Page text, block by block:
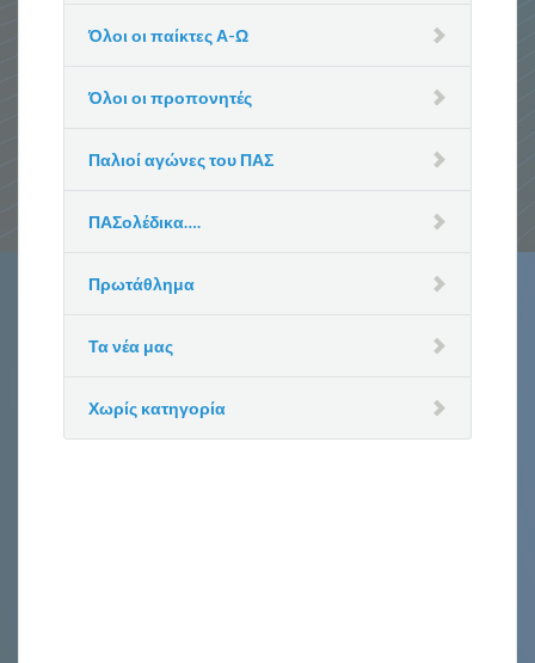
Όλοι οι παίκτες Α-Ω
Όλοι οι προπονητές
Παλιοί αγώνες του ΠΑΣ
ΠΑΣολέδικα….
Πρωτάθλημα
Τα νέα μας
Χωρίς κατηγορία